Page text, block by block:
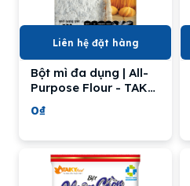
Liên hệ đặt hàng
Bột mì đa dụng | All-
Purpose Flour - TAKY
FOOD
0₫